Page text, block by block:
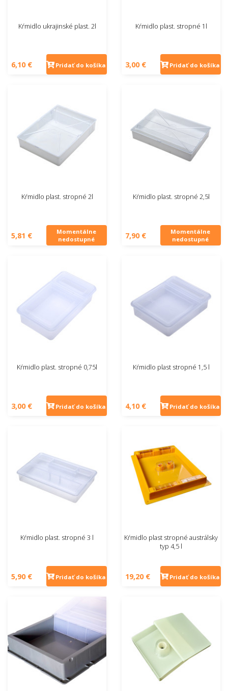
Kŕmidlo ukrajinské plast. 2l
6,10 € Pridať do košíka
Kŕmidlo plast. stropné 1l
3,00 € Pridať do košíka
Kŕmidlo plast. stropné 2l
5,81 €
Momentálne
nedostupné
Kŕmidlo plast. stropné 2,5l
7,90 €
Momentálne
nedostupné
Kŕmidlo plast. stropné 0,75l
3,00 € Pridať do košíka
Kŕmidlo plast stropné 1,5 l
4,10 € Pridať do košíka
Kŕmidlo plast. stropné 3 l
5,90 € Pridať do košíka
Kŕmidlo plast stropné austrálsky
typ 4,5 l
19,20 € Pridať do košíka